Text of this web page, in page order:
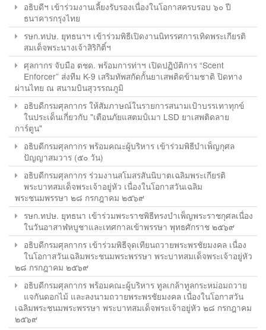
อธิบดีฯ เข้าร่วมงานเลี้ยงรับรองเนื่องในโอกาสครบรอบ ๖๐ ปี
ธนาคารกรุงไทย
รษก.ทปษ. ยุทธนาฯ เข้าร่วมพิธีเปิดงานนิทรรศการเทิดพระเกียรติ
สมเด็จพระนางเจ้าสิริกิติ์ฯ
ศุลกากร จับมือ ตชด. พร้อมการท่าฯ เปิดปฏิบัติการ “Scent
Enforcer” ส่งทีม K-9 เสริมทัพสกัดกั้นยาเสพติดข้ามชาติ ปิดทาง
ผ่านไทย ณ สนามบินสุวรรณภูมิ
อธิบดีกรมศุลกากร ให้สัมภาษณ์ในรายการสนามเป้าบรรเทาทุกข์
ในประเด็นเกี่ยวกับ "เตือนภัยแสตมป์เมา LSD ยาเสพติดลาย
การ์ตูน"
อธิบดีกรมศุลกากร พร้อมคณะผู้บริหาร เข้าร่วมพิธีบำเพ็ญกุศล
ปัญญาสมวาร (๕๐ วัน)
อธิบดีกรมศุลกากร ร่วมงานสโมสรสันนิบาตเฉลิมพระเกียรติ
พระบาทสมเด็จพระเจ้าอยู่หัว เนื่องในโอกาสวันเฉลิม
พระชนมพรรษา ๒๘ กรกฎาคม ๒๕๖๙
รษก.ทปษ. ยุทธนา เข้าร่วมพระราชพิธีทรงบำเพ็ญพระราชกุศลเนื่อง
ในวันอาสาฬหบูชาและเทศกาลเข้าพรรษา พุทธศักราช ๒๕๖๙
อธิบดีกรมศุลกากร เข้าร่วมพิธีจุดเทียนถวายพระพรชัยมงคล เนื่อง
ในโอกาสวันเฉลิมพระชนมพระพรรษา พระบาทสมเด็จพระเจ้าอยู่หัว
๒๘ กรกฎาคม ๒๕๖๙
อธิบดีกรมศุลกากร พร้อมคณะผู้บริหาร ทูลเกล้าทูลกระหม่อมถวาย
แจกันดอกไม้ และลงนามถวายพระพรชัยมงคล เนื่องในโอกาสวัน
เฉลิมพระชนมพระพรรษา พระบาทสมเด็จพระเจ้าอยู่หัว ๒๘ กรกฎาคม
๒๕๖๙